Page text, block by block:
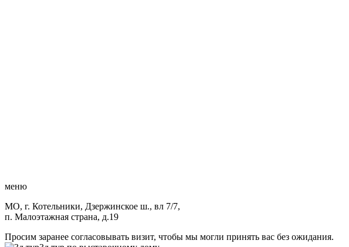
меню
МО, г. Котельники, Дзержинское ш., вл 7/7,
п. Малоэтажная страна, д.19
Просим заранее согласовывать визит, чтобы мы могли принять вас без ожидания.